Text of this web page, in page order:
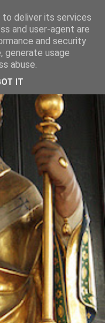
deliver its services
and user-agent are
and security
generate usage
abuse.
IT